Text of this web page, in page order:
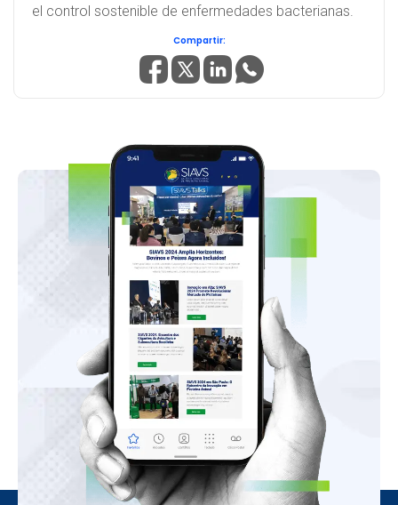
el control sostenible de enfermedades bacterianas.
Compartir: